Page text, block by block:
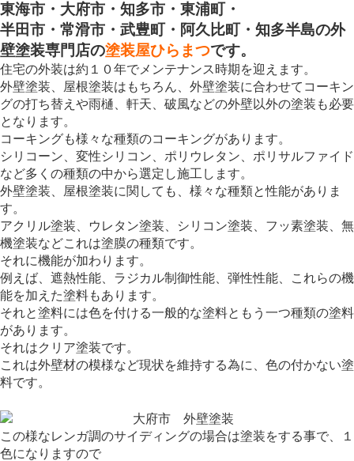
東海市・大府市・知多市・東浦町・
半田市・常滑市・武豊町・阿久比町・知多半島の外
壁塗装専門店の塗装屋ひらまつです。
住宅の外装は約１０年でメンテナンス時期を迎えます。
外壁塗装、屋根塗装はもちろん、外壁塗装に合わせてコーキン
グの打ち替えや雨樋、軒天、破風などの外壁以外の塗装も必要
となります。
コーキングも様々な種類のコーキングがあります。
シリコーン、変性シリコン、ポリウレタン、ポリサルファイド
など多くの種類の中から選定し施工します。
外壁塗装、屋根塗装に関しても、様々な種類と性能がありま
す。
アクリル塗装、ウレタン塗装、シリコン塗装、フッ素塗装、無
機塗装などこれは塗膜の種類です。
それに機能が加わります。
例えば、遮熱性能、ラジカル制御性能、弾性性能、これらの機
能を加えた塗料もあります。
それと塗料には色を付ける一般的な塗料ともう一つ種類の塗料
があります。
それはクリア塗装です。
これは外壁材の模様など現状を維持する為に、色の付かない塗
料です。
この様なレンガ調のサイディングの場合は塗装をする事で、１
色になりますので